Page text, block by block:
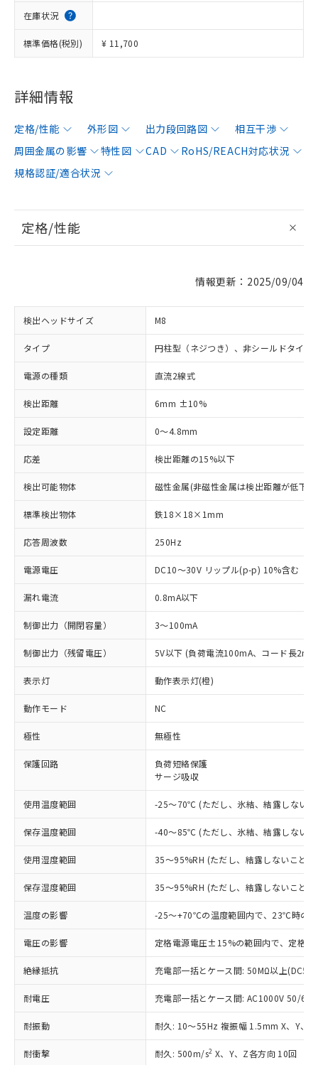
在庫状況
標準価格(税別) ¥ 11,700
詳細情報
定格/性能 外形図 出力段回路図
相互干渉
周囲金属の影響
特性図 CAD
RoHS/REACH対応状況
規格認証/適合状況
定格/性能
情報更新：2025/09/04
検出ヘッドサイズ M8
タイプ 円柱型（ネジつき）、非シールドタイプ
電源の種類 直流2線式
検出距離 6mm ±10%
設定距離 0～4.8mm
応差 検出距離の15%以下
検出可能物体 磁性金属(非磁性金属は検出距離が低下
標準検出物体 鉄18×18×1mm
応答周波数 250Hz
電源電圧 DC10～30V リップル(p-p) 10%含む
漏れ電流 0.8mA以下
制御出力（開閉容量） 3～100mA
制御出力（残留電圧） 5V以下 (負荷電流100mA、コード長2m
表示灯 動作表示灯(橙)
動作モード NC
極性 無極性
保護回路
負荷短絡保護
サージ吸収
使用温度範囲 -25～70℃ (ただし、氷結、結露しない
保存温度範囲 -40～85℃ (ただし、氷結、結露しない
使用湿度範囲 35～95%RH (ただし、結露しないこと)
保存湿度範囲 35～95%RH (ただし、結露しないこと)
温度の影響 -25～+70℃の温度範囲内で、23℃時の
電圧の影響 定格電源電圧±15%の範囲内で、定格
絶縁抵抗 充電部一括とケース間: 50MΩ以上
耐電圧 充電部一括とケース間: AC1000V 50/
耐振動 耐久: 10～55Hz 複振幅 1.5mm X、Y、Z
耐衝撃 耐久: 500m/s2 X、Y、Z各方向 10回
ご利用条件
以下の条件をお読みいただき、同意のうえ
本サービスは、当社制御機器事業取扱
商品の当社在庫状況および標準価格
(税抜)を提供させていただくもので
当社制御機器事業取扱商品の中には、
ことをご了承ください。
在庫状況および標準価格照会結果は、
記載している更新日時点での社内デー
※1 対応状況
対応済み：EU RoHS指令（10物質）の
非含有に対応した製品が提供可能な商品で
対応予定：EU RoHS指令（10物質）の非含
商品です。
対応予定なし：EU RoHS指令（10物質）の
非含有に非対応の商品で、対応品を出す予
定はありません。
調査・確認中：EU RoHS指令（10物質）の
非含有の対応状況を調査中または確認中の
非該当品：ライセンス料など無形物で、有
害物質有無と関係のない商品です。
仕入先様の事情により、非含有部品として
いたものが、含有品と判明した場合などや
むを得ず変更することがあります。
*EU RoHS指令（10物質）：
※1 中国RoHS○×表
「○」：最大均質材料含有率が中国RoHSの
基準値以下であることを示します。
「×」：最大均質材料含有率が中国RoHSの
基準値を超えていることを示します。
「－」：未確認です。当社販売部門へお問
い合わせください。
為替および外国貿易法に定める商品
（以下｢規制貨物等」という）を輸出